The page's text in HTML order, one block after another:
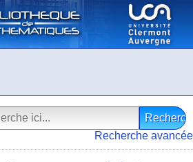
Recherche avancée